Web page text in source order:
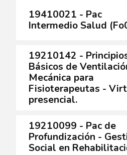
19410021 - Pac
Intermedio Salud
19210142 -
Básicos de
Mecánica para
Fisioterapeutas -
presencial.
19210099 - Pac de
Profundización -
Social en